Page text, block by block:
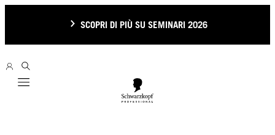
SCOPRI DI PIÙ SU SEMINARI 2026
Mobile navigation